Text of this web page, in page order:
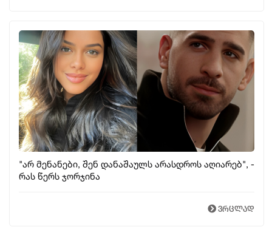
"არ მენანები, შენ დანაშაულს არასდროს აღიარებ", -
რას წერს ჯორჯინა
ვრცლად